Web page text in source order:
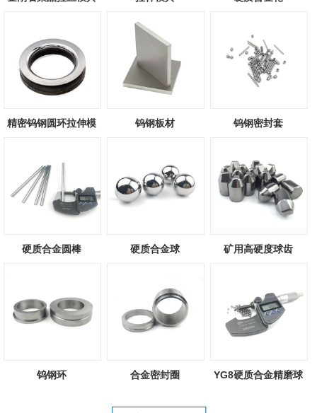
精密钨钢圆环拉伸模 钨钢板材 钨钢密封套
硬质合金圆棒 硬质合金球 矿用高硬度球齿
钨钢环 合金密封圈 YG8硬质合金精磨球